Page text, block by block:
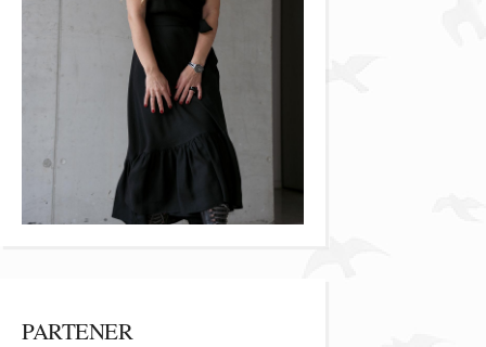
PARTENER